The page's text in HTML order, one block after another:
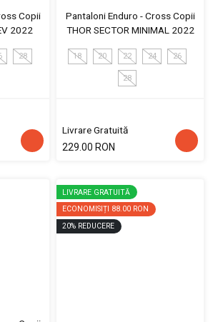
Copii
2022
28
Pantaloni Enduro - Cross Copii
THOR SECTOR MINIMAL 2022
18 20 22 24 26
28
Livrare Gratuită
229.00 RON
LIVRARE GRATUITĂ
ECONOMISIȚI 88.00 RON
20% REDUCERE